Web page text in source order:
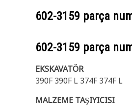
602-3159 parça
602-3159 parça
EKSKAVATÖR
390F 390F L 374F 374F L
MALZEME TAŞIYICISI